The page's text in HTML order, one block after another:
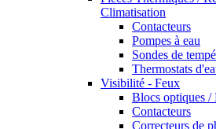
Climatisation
Contacteurs
Pompes à eau
Sondes de
Thermostats
Visibilité - Feux
Blocs optiques /
Contacteurs
Correcteurs de